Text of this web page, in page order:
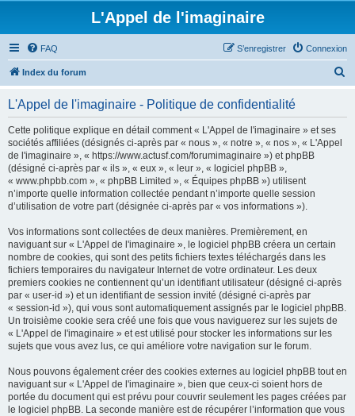
L'Appel de l'imaginaire
FAQ Connexion
S’enregistrer
Index du forum
L'Appel de l'imaginaire - Politique de confidentialité
Cette politique explique en détail comment « L'Appel de l'imaginaire » et ses
sociétés affiliées (désignés ci-après par « nous », « notre », « nos », « L'Appel
de l'imaginaire », « https://www.actusf.com/forumimaginaire ») et phpBB
(désigné ci-après par « ils », « eux », « leur », « logiciel phpBB »,
« www.phpbb.com », « phpBB Limited », « Équipes phpBB ») utilisent
n’importe quelle information collectée pendant n’importe quelle session
d’utilisation de votre part (désignée ci-après par « vos informations »).
Vos informations sont collectées de deux manières. Premièrement, en
naviguant sur « L'Appel de l'imaginaire », le logiciel phpBB créera un certain
nombre de cookies, qui sont des petits fichiers textes téléchargés dans les
fichiers temporaires du navigateur Internet de votre ordinateur. Les deux
premiers cookies ne contiennent qu’un identifiant utilisateur (désigné ci-après
par « user-id ») et un identifiant de session invité (désigné ci-après par
« session-id »), qui vous sont automatiquement assignés par le logiciel phpBB.
Un troisième cookie sera créé une fois que vous naviguerez sur les sujets de
« L'Appel de l'imaginaire » et est utilisé pour stocker les informations sur les
sujets que vous avez lus, ce qui améliore votre navigation sur le forum.
Nous pouvons également créer des cookies externes au logiciel phpBB tout en
naviguant sur « L'Appel de l'imaginaire », bien que ceux-ci soient hors de
portée du document qui est prévu pour couvrir seulement les pages créées par
le logiciel phpBB. La seconde manière est de récupérer l’information que vous